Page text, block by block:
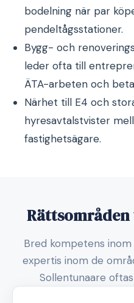
bodelning när par
pendeltågsstationer.
Bygg- och
leder ofta till
ÄTA-arbeten och
Närhet till E4 och
hyresavtalstvister
fastighetsägare.
Bred kompetens
expertis inom de
Sollentunaare